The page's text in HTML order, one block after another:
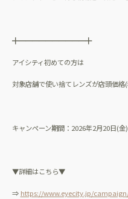
╋━━━━━━━━━━╋
アイシティ初めての方は
対象店舗で使い捨てレンズが店頭価格(
キャンペーン期間： 2026年2月20日(金)
▼詳細はこちら▼
⇒ https://www.eyecity.jp/